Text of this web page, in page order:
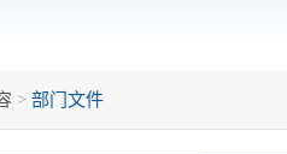
> 部门文件